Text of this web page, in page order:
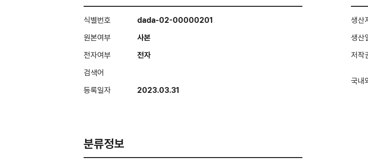
식별번호
dada-02-00000201
원본여부
사본
전자여부
전자
검색어
등록일자
2023.03.31
생산
생산
저작
국내
분류정보